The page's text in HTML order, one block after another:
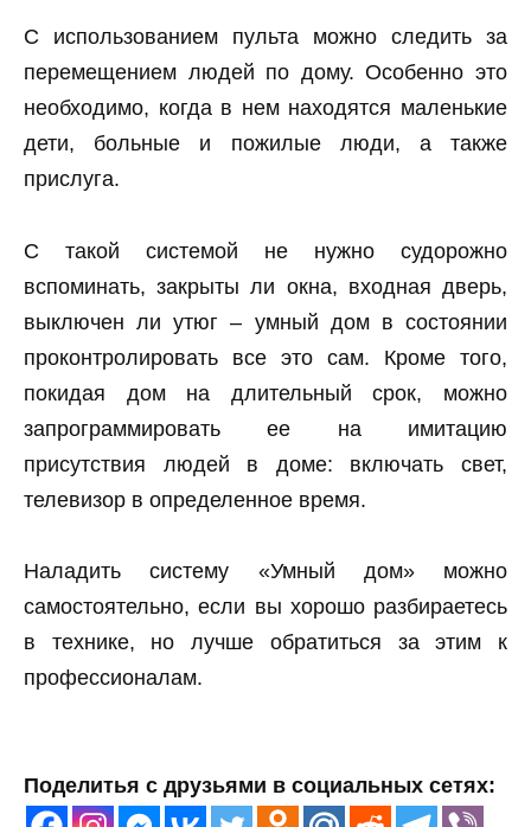
С использованием пульта можно следить за
перемещением людей по дому. Особенно это
необходимо, когда в нем находятся маленькие
дети, больные и пожилые люди, а также
прислуга.
С такой системой не нужно судорожно
вспоминать, закрыты ли окна, входная дверь,
выключен ли утюг – умный дом в состоянии
проконтролировать все это сам. Кроме того,
покидая дом на длительный срок, можно
запрограммировать ее на имитацию
присутствия людей в доме: включать свет,
телевизор в определенное время.
Наладить систему «Умный дом» можно
самостоятельно, если вы хорошо разбираетесь
в технике, но лучше обратиться за этим к
профессионалам.
Поделитья с друзьями в социальных сетях: